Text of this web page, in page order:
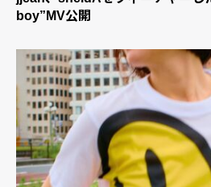
boy”MV公開